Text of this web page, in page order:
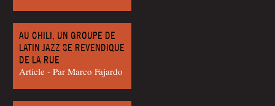
AU CHILI, UN GROUPE DE
LATIN JAZZ SE REVENDIQUE
DE LA RUE
Article - Par Mar­co Fajardo